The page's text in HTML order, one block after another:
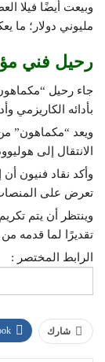
مليوني دولار؛ ما
رحيل فني
جاء رحيل
بأدائه الكاريزمي
ويعد “مكماهون” من
الانتقال إلى
وأكد نقاد فنيون
تعرض على المنصات
وينتظر أن يتم
تقديرًا لما قدمه
الرابط المختصر :
شارك